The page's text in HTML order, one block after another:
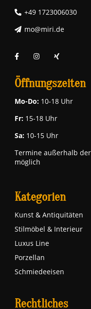
+49 1723006030
mo@miri.de
Öffnungszeiten
Mo-Do: 10-18 Uhr
Fr: 15-18 Uhr
Sa: 10-15 Uhr
Termine außerhalb
möglich
Kategorien
Kunst & Antiquitäten
Stilmöbel & Interieur
Luxus Line
Porzellan
Schmiedeeisen
Rechtliches